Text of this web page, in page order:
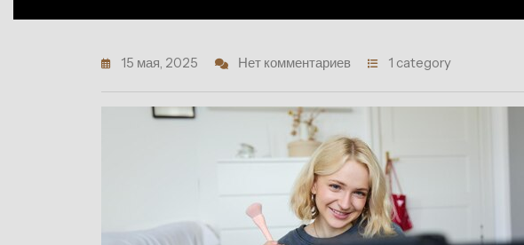
15 мая, 2025 Нет комментариев 1 category